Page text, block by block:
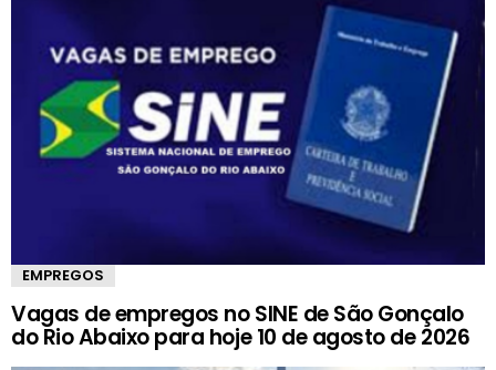
EMPREGOS
Vagas de empregos no SINE de São Gonçalo
do Rio Abaixo para hoje 10 de agosto de 2026